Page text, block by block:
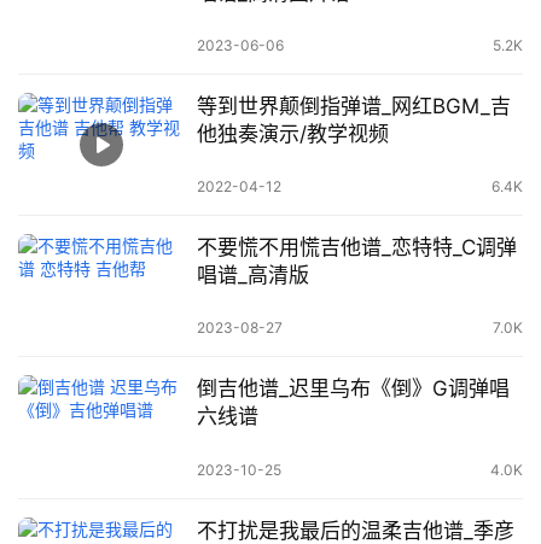
2023-06-06 5.2K
等到世界颠倒指弹谱_网红BGM_吉
他独奏演示/教学视频
2022-04-12 6.4K
不要慌不用慌吉他谱_恋特特_C调弹
唱谱_高清版
2023-08-27 7.0K
倒吉他谱_迟里乌布《倒》G调弹唱
六线谱
2023-10-25 4.0K
不打扰是我最后的温柔吉他谱_季彦